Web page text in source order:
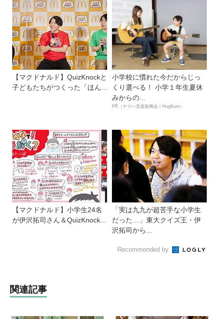
【マクドナルド】QuizKnockと
子どもたちがつくった「ほん...
小学校に慣れた今だからじっ
くり選べる！ 小学１年生夏休
みからの...
PR（ヤマハ音楽振興会｜HugKum）
【マクドナルド】小学生24名
が伊沢拓司さん＆QuizKnock...
「実は九九が超苦手な小学生
だった…」東大クイズ王・伊
沢拓司から...
Recommended by
関連記事